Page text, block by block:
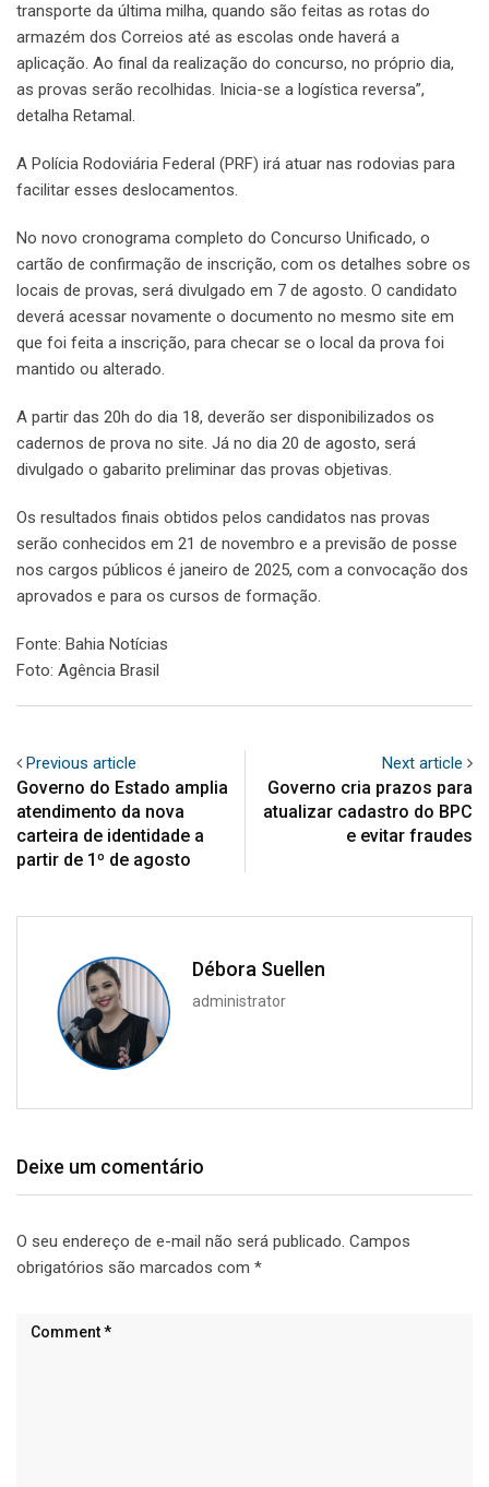
transporte da última milha, quando são feitas as rotas do
armazém dos Correios até as escolas onde haverá a
aplicação. Ao final da realização do concurso, no próprio dia,
as provas serão recolhidas. Inicia-se a logística reversa”,
detalha Retamal.
A Polícia Rodoviária Federal (PRF) irá atuar nas rodovias para
facilitar esses deslocamentos.
No novo cronograma completo do Concurso Unificado, o
cartão de confirmação de inscrição, com os detalhes sobre os
locais de provas, será divulgado em 7 de agosto. O candidato
deverá acessar novamente o documento no mesmo site em
que foi feita a inscrição, para checar se o local da prova foi
mantido ou alterado.
A partir das 20h do dia 18, deverão ser disponibilizados os
cadernos de prova no site. Já no dia 20 de agosto, será
divulgado o gabarito preliminar das provas objetivas.
Os resultados finais obtidos pelos candidatos nas provas
serão conhecidos em 21 de novembro e a previsão de posse
nos cargos públicos é janeiro de 2025, com a convocação dos
aprovados e para os cursos de formação.
Fonte: Bahia Notícias
Foto: Agência Brasil
Previous article
Governo do Estado amplia
atendimento da nova
carteira de identidade a
partir de 1º de agosto
Next article
Governo cria prazos para
atualizar cadastro do BPC
e evitar fraudes
Débora Suellen
administrator
Deixe um comentário
O seu endereço de e-mail não será publicado. Campos
obrigatórios são marcados com *